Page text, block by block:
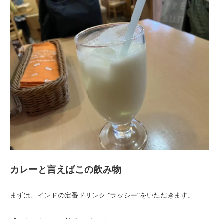
カレーと言えばこの飲み物
まずは、インドの定番ドリンク “ラッシー”をいただきます。